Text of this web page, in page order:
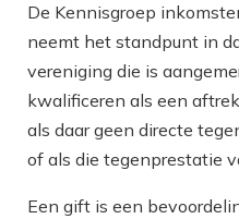
De Kennisgroep
neemt het standpunt in
vereniging die is
kwalificeren als een
als daar geen directe
of als die tegenprestatie
Een gift is een